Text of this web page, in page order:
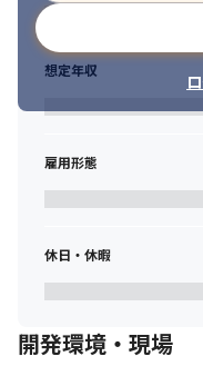
想定年収
雇用形態
休日・休暇
開発環境・現場